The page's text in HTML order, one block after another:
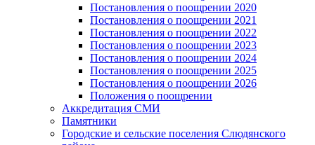
Постановления о поощрении 2020
Постановления о поощрении 2021
Постановления о поощрении 2022
Постановления о поощрении 2023
Постановления о поощрении 2024
Постановления о поощрении 2025
Постановления о поощрении 2026
Положения о поощрении
Аккредитация СМИ
Памятники
Городские и сельские поселения Слюдянского